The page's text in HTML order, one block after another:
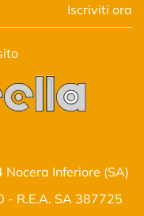
Inferiore (SA)
- R.E.A. SA 387725
Iscriviti ora